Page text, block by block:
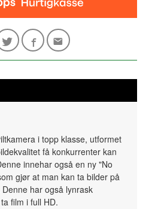
i topp klasse, utformet
få konkurrenter kan
innehar også en ny "No
gjør at man kan ta bilder på
har også lynrask
film i full HD.